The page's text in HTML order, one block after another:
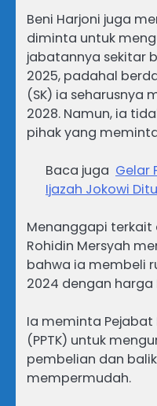
Beni Harjoni juga
diminta untuk
jabatannya sekitar
2025, padahal
(SK) ia seharusnya
2028. Namun, ia
pihak yang
Baca juga Gelar
Ijazah Jokowi
Menanggapi terkait
Rohidin Mersyah
bahwa ia membeli
2024 dengan harga
Ia meminta Pejabat
(PPTK) untuk
pembelian dan
mempermudah.